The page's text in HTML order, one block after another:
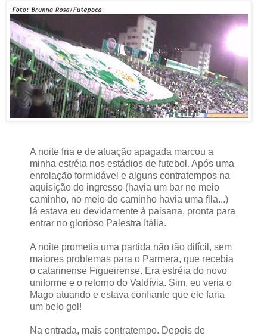
A noite fria e de atuação apagada marcou a
minha estréia nos estádios de futebol. Após uma
enrolação formidável e alguns contratempos na
aquisição do ingresso (havia um bar no meio
caminho, no meio do caminho havia uma fila...)
lá estava eu devidamente à paisana, pronta para
entrar no glorioso Palestra Itália.
A noite prometia uma partida não tão difícil, sem
maiores problemas para o Parmera, que recebia
o catarinense Figueirense. Era estréia do novo
uniforme e o retorno do Valdívia. Sim, eu veria o
Mago atuando e estava confiante que ele faria
um belo gol!
Na entrada, mais contratempo. Depois de